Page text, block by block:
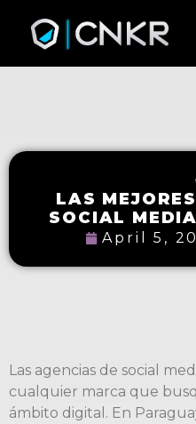
LAS
SOCIAL
April 5,
Las agencias de social
cualquier marca que
ámbito digital. En